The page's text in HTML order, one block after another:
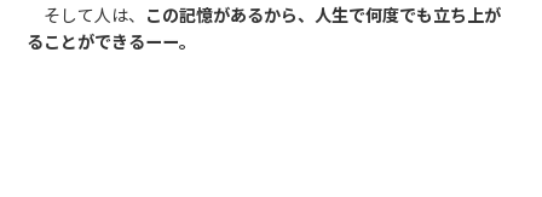
そして人は、 この記憶があるから、人生で何度でも立ち上が
ることができるーー。